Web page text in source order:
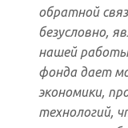
обратной
безусловно,
нашей
фонда дает
экономики,
технологий,